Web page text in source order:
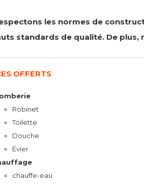
les normes de
standards de qualité. De plus,
OFFERTS
Robinet
Toilette
Douche
Évier
chauffe-eau